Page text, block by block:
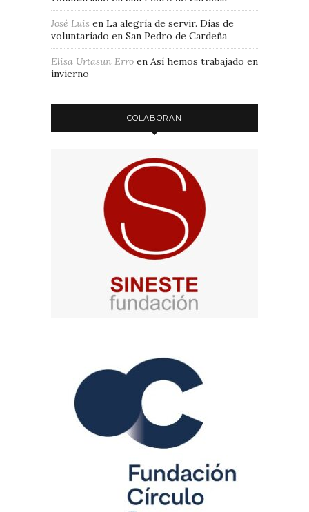
José Luis en La alegría de servir. Días de
voluntariado en San Pedro de Cardeña
Elisa Urtasun Erro en Así hemos trabajado en
invierno
COLABORAN